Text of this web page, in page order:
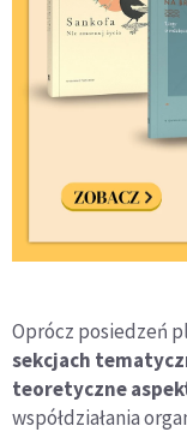
Oprócz posiedzeń
sekcjach
teoretyczne
współdziałania